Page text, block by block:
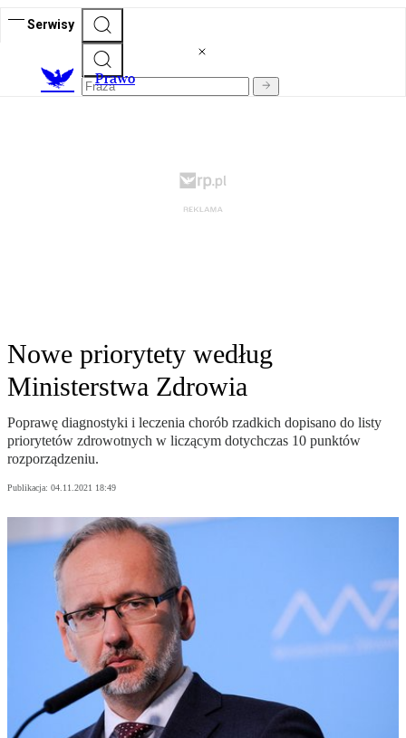
Serwisy
Prawo
Nowe priorytety według
Ministerstwa Zdrowia
Poprawę diagnostyki i leczenia chorób rzadkich dopisano do listy
priorytetów zdrowotnych w liczącym dotychczas 10 punktów
rozporządzeniu.
Publikacja: 04.11.2021 18:49